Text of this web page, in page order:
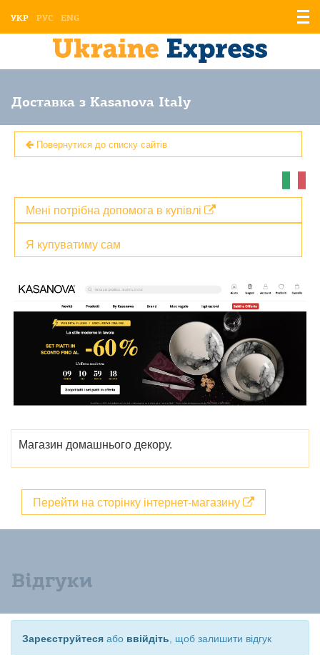
УКР РУС ENG
Доставка з Kasanova Italy
Повернутися до списку сайтів
Я купуватиму сам
Мені потрібна допомога в купівлі
Магазин домашнього декору.
Перейти на сторінку інтернет-магазину
Відгуки
Зареєструйтеся або ввійдіть , щоб залишити відгук